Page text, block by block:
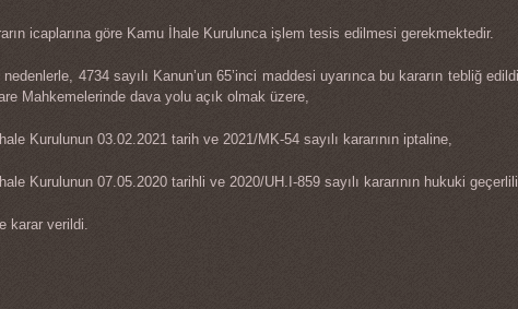
icaplarına göre Kamu İhale Kurulunca işlem tesis edilmesi gerekmektedir.
nedenlerle, 4734 sayılı Kanun’un 65’inci maddesi uyarınca bu kararın tebliğ
Mahkemelerinde dava yolu açık olmak üzere,
Kurulunun 03.02.2021 tarih ve 2021/MK-54 sayılı kararının iptaline,
Kurulunun 07.05.2020 tarihli ve 2020/UH.I-859 sayılı kararının hukuki
karar verildi.